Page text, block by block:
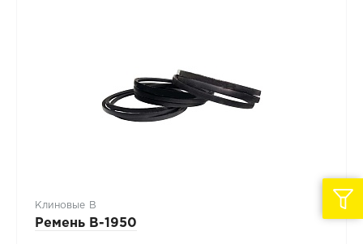
Клиновые В
Ремень B-1950